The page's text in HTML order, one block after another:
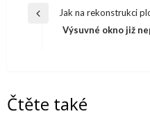
Navigace
PředchazíJak na rekonstrukci
Výsuvné okno již
Čtěte také